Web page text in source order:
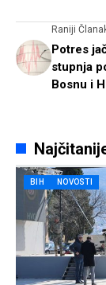
Raniji
Potres
stupnja
Bosnu i
BIH NOVOSTI